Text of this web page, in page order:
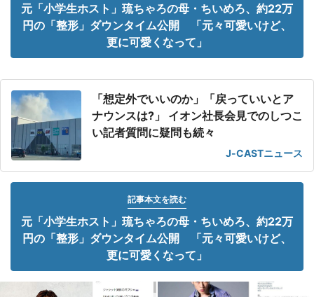
元「小学生ホスト」琉ちゃろの母・ちいめろ、約22万
円の「整形」ダウンタイム公開 「元々可愛いけど、
更に可愛くなって」
「想定外でいいのか」「戻っていいとア
ナウンスは?」 イオン社長会見でのしつこ
い記者質問に疑問も続々
J-CASTニュース
記事本文を読む
元「小学生ホスト」琉ちゃろの母・ちいめろ、約22万
円の「整形」ダウンタイム公開 「元々可愛いけど、
更に可愛くなって」